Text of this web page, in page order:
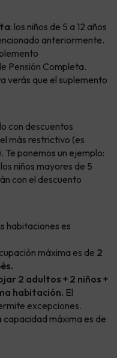
: los niños de 5 a 12 años
anteriormente.
Pensión Completa.
verás que el suplemento
con descuentos
más restrictivo (es
Te ponemos un ejemplo:
niños mayores de 5
con el descuento
habitaciones es
máxima es de 2
2 adultos + 2 niños +
habitación. El
excepciones.
capacidad máxima es de